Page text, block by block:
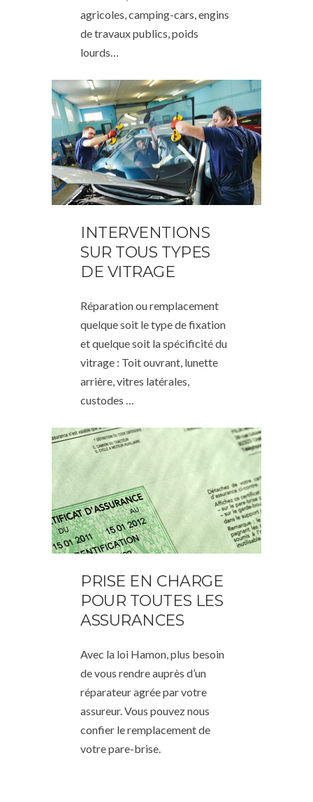
agricoles, camping-cars, engins
de travaux publics, poids
lourds…
INTERVENTIONS
SUR TOUS TYPES
DE VITRAGE
Réparation ou remplacement
quelque soit le type de fixation
et quelque soit la spécificité du
vitrage : Toit ouvrant, lunette
arrière, vitres latérales,
custodes …
PRISE EN CHARGE
POUR TOUTES LES
ASSURANCES
Avec la loi Hamon, plus besoin
de vous rendre auprès d’un
réparateur agrée par votre
assureur. Vous pouvez nous
confier le remplacement de
votre pare-brise.